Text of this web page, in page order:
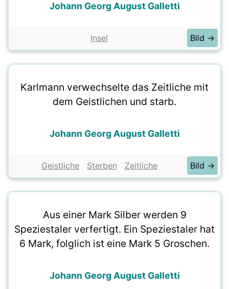
Johann Georg August Galletti
Insel Bild →
Karlmann verwechselte das Zeitliche mit
dem Geistlichen und starb.
Johann Georg August Galletti
Geistliche Sterben Zeitliche Bild →
Aus einer Mark Silber werden 9
Speziestaler verfertigt. Ein Speziestaler hat
6 Mark, folglich ist eine Mark 5 Groschen.
Johann Georg August Galletti